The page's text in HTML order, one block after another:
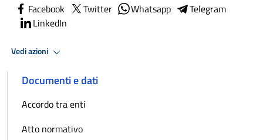
Facebook Twitter Whatsapp
Telegram
LinkedIn
Vedi azioni
Documenti e dati
Accordo tra enti
Atto normativo